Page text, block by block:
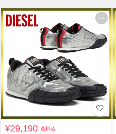
¥29,190送料込